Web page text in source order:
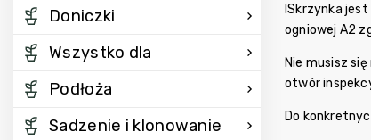
Doniczki
Wszystko dla
Podłoża
Sadzenie i klonowanie
ISkrzynka jest
ogniowej A2
Nie musisz
otwór
Do